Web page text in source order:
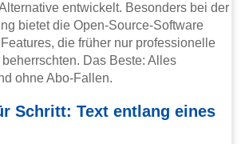
entwickelt. Besonders bei der
bietet die Open-Source-Software
die früher nur professionelle
beherrschten. Das Beste: Alles
ohne Abo-Fallen.
Schritt: Text entlang eines